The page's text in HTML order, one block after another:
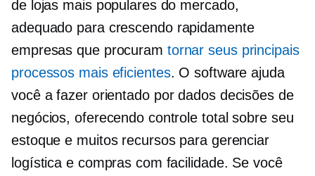
de lojas mais populares do mercado,
adequado para crescendo rapidamente
empresas que procuram tornar seus principais
processos mais eficientes. O software ajuda
você a fazer orientado por dadosdecisões de
negócios, oferecendo controle total sobre seu
estoque e muitos recursos para gerenciar
logística e compras com facilidade. Se você